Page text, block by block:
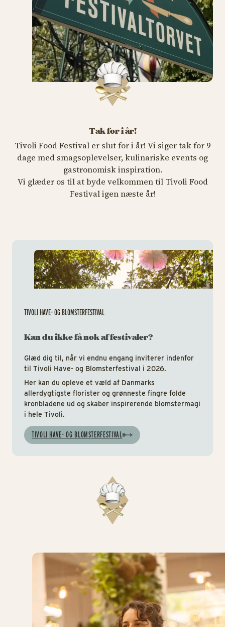
Tak for i år!
Tivoli Food Festival er slut for i år! Vi siger tak for 9
dage med smagsoplevelser, kulinariske events og
gastronomisk inspiration.
Vi glæder os til at byde velkommen til Tivoli Food
Festival igen næste år!
TIVOLI HAVE- OG BLOMSTERFESTIVAL
Kan du ikke få nok af festivaler?
Glæd dig til, når vi endnu engang inviterer indenfor
til Tivoli Have- og Blomsterfestival i 2026.
Her kan du opleve et væld af Danmarks
allerdygtigste florister og grønneste fingre folde
kronbladene ud og skaber inspirerende blomstermagi
i hele Tivoli.
TIVOLI HAVE- OG BLOMSTERFESTIVAL